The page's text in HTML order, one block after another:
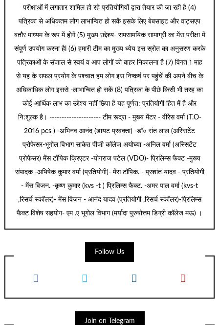
परीक्षाओं में लगातार शामिल हो रहे प्रतियोगियों द्वारा तैयार की जा रही है (4)
पत्रिका से अधिकतम लोग लाभान्वित हो सकें इसके लिए बेबसाइट और वाट्सएप
बतौर माध्यम के रूप में होगें (5) मुख्य उद्देश्य- समसामयिक सामाग्री का मेंस परीक्षा में
संपूर्ण उपयोग करना हैl (6) हमारी टीम का मुख्य ध्येय इस स्रोत का अनुसरण करके
पत्रिकाओं के संजाल से स्वयं व आप लोगों को बाहर निकालना है (7) विगत 1 माह
से यह के सफल प्रयोग के पश्चात हम लोग इस निष्कर्ष पर पहुंचें की अपने बीच के
अधिकाधिक लोग इससे -लाभान्वित हो सकें (8) पत्रिका के पीछे किसी भी तरह का
कोई आर्थिक लाभ का उद्देश्य नहीं छिपा है यह पूर्णत: प्रतियोगी हित में है और
नि:शुल्क है। --------------------- टीम रूद्रा - मुख्य मेंटर - वीरेेस वर्मा (T.O-
2016 pcs ) -अभिनव आनंद (डायट प्रवक्ता) -डॉ० संत लाल (अस्सिटेंट
प्रोफेसर-भूगोल विभाग साकेत पीजी कॉलेज अयोघ्या -अनिल वर्मा (अस्सिटेंट
प्रोफेसर) मेंस टॉपिक क्रिएटर -योगराज पटेल (VDO)- प्रिलिम्स फैक्ट -मुख्य
संपादक -अभिषेक कुमार वर्मा (प्रतियोगी)- मेंस टॉपिक. - प्रशांत यादव - प्रतियोगी
- मेंस विजन. -कृष्ण कुमार (kvs -t ) प्रिलिम्स फैक्ट. -अमर पाल वर्मा (kvs-t
,रिसर्च स्कॉलर)- मेंस विजन - आनंद यादव (प्रतियोगी ,रिसर्च स्कॉलर)-प्रिलिम्स
फैक्ट विशेष सहयोग- एम .ए भूगोल विभाग (मर्यादा पुरुषोत्तम डिग्री कॉलेज मऊ) ।
Follow Us
Join on Telegram